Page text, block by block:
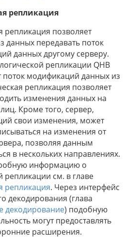
репликация
репликация позволяет
данных передавать поток
данных другому серверу.
репликации QHB
поток модификаций данных из
репликация позволяет
изменения данных на
Кроме того, сервер,
свои изменения, может
на изменения от
позволяя данным
в нескольких направлениях.
информацию о
репликации см. в главе
репликация. Через интерфейс
декодирования (глава
декодирование) подобную
могут предоставлять
расширения.